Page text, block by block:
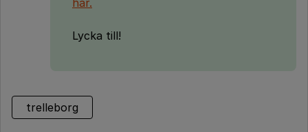
här.
Lycka till!
trelleborg